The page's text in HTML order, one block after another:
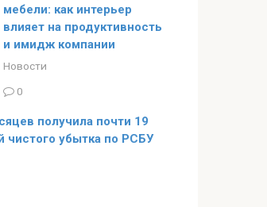
мебели: как интерьер
влияет на продуктивность
и имидж компании
Новости
0
получила почти 19
чистого убытка по РСБУ